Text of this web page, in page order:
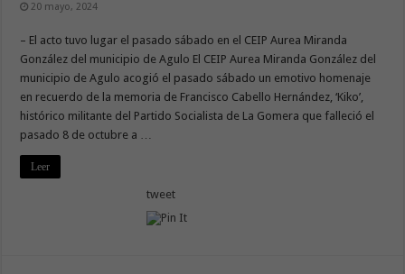
20 mayo, 2024
– El acto tuvo lugar el pasado sábado en el CEIP Aurea Miranda
González del municipio de Agulo El CEIP Aurea Miranda González del
municipio de Agulo acogió el pasado sábado un emotivo homenaje
en recuerdo de la memoria de Francisco Cabello Hernández, ‘Kiko’,
histórico militante del Partido Socialista de La Gomera que falleció el
pasado 8 de octubre a …
Leer
tweet